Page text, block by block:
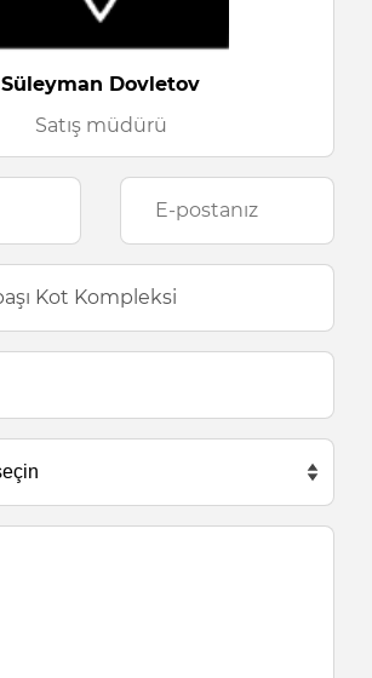
Süleyman Dovletov
Satış müdürü